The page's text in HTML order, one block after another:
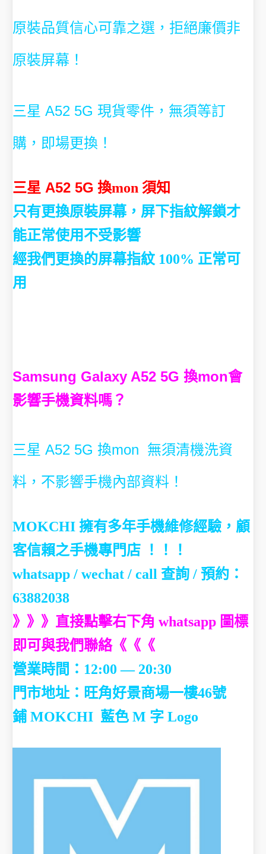
原裝品質信心可靠之選， 拒絕廉價非
原裝屏幕！
三星 A52 5G 現貨零件，無須等訂
購，即場更換！
三星 A52 5G 換mon 須知
只有更換原裝屏幕，屏下指紋解鎖才
能正常使用不受影響
經我們更換的屏幕指紋 100% 正常可
用
Samsung Galaxy A52 5G 換mon會
影響手機資料嗎？
三星 A52 5G 換mon 無須清機洗資
料，不影響手機內部資料！
MOKCHI 擁有多年手機維修經驗，顧
客信賴之手機專門店 ！！！
whatsapp / wechat / call 查詢 / 預約：
63882038
》》》直接點擊右下角 whatsapp 圖標
即可與我們聯絡《《《
營業時間：12:00 — 20:30
門市地址： 旺角好景商場一樓46號
鋪 MOKCHI 藍色 M 字 Logo